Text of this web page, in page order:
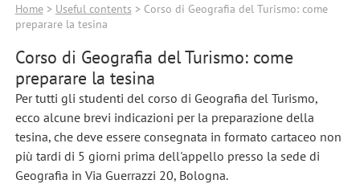
Home> Useful contents > Corso di Geografia del Turismo: come
preparare la tesina
Corso di Geografia del Turismo: come
preparare la tesina
Per tutti gli studenti del corso di Geografia del Turismo,
ecco alcune brevi indicazioni per la preparazione della
tesina, che deve essere consegnata in formato cartaceo non
più tardi di 5 giorni prima dell'appello presso la sede di
Geografia in Via Guerrazzi 20, Bologna.